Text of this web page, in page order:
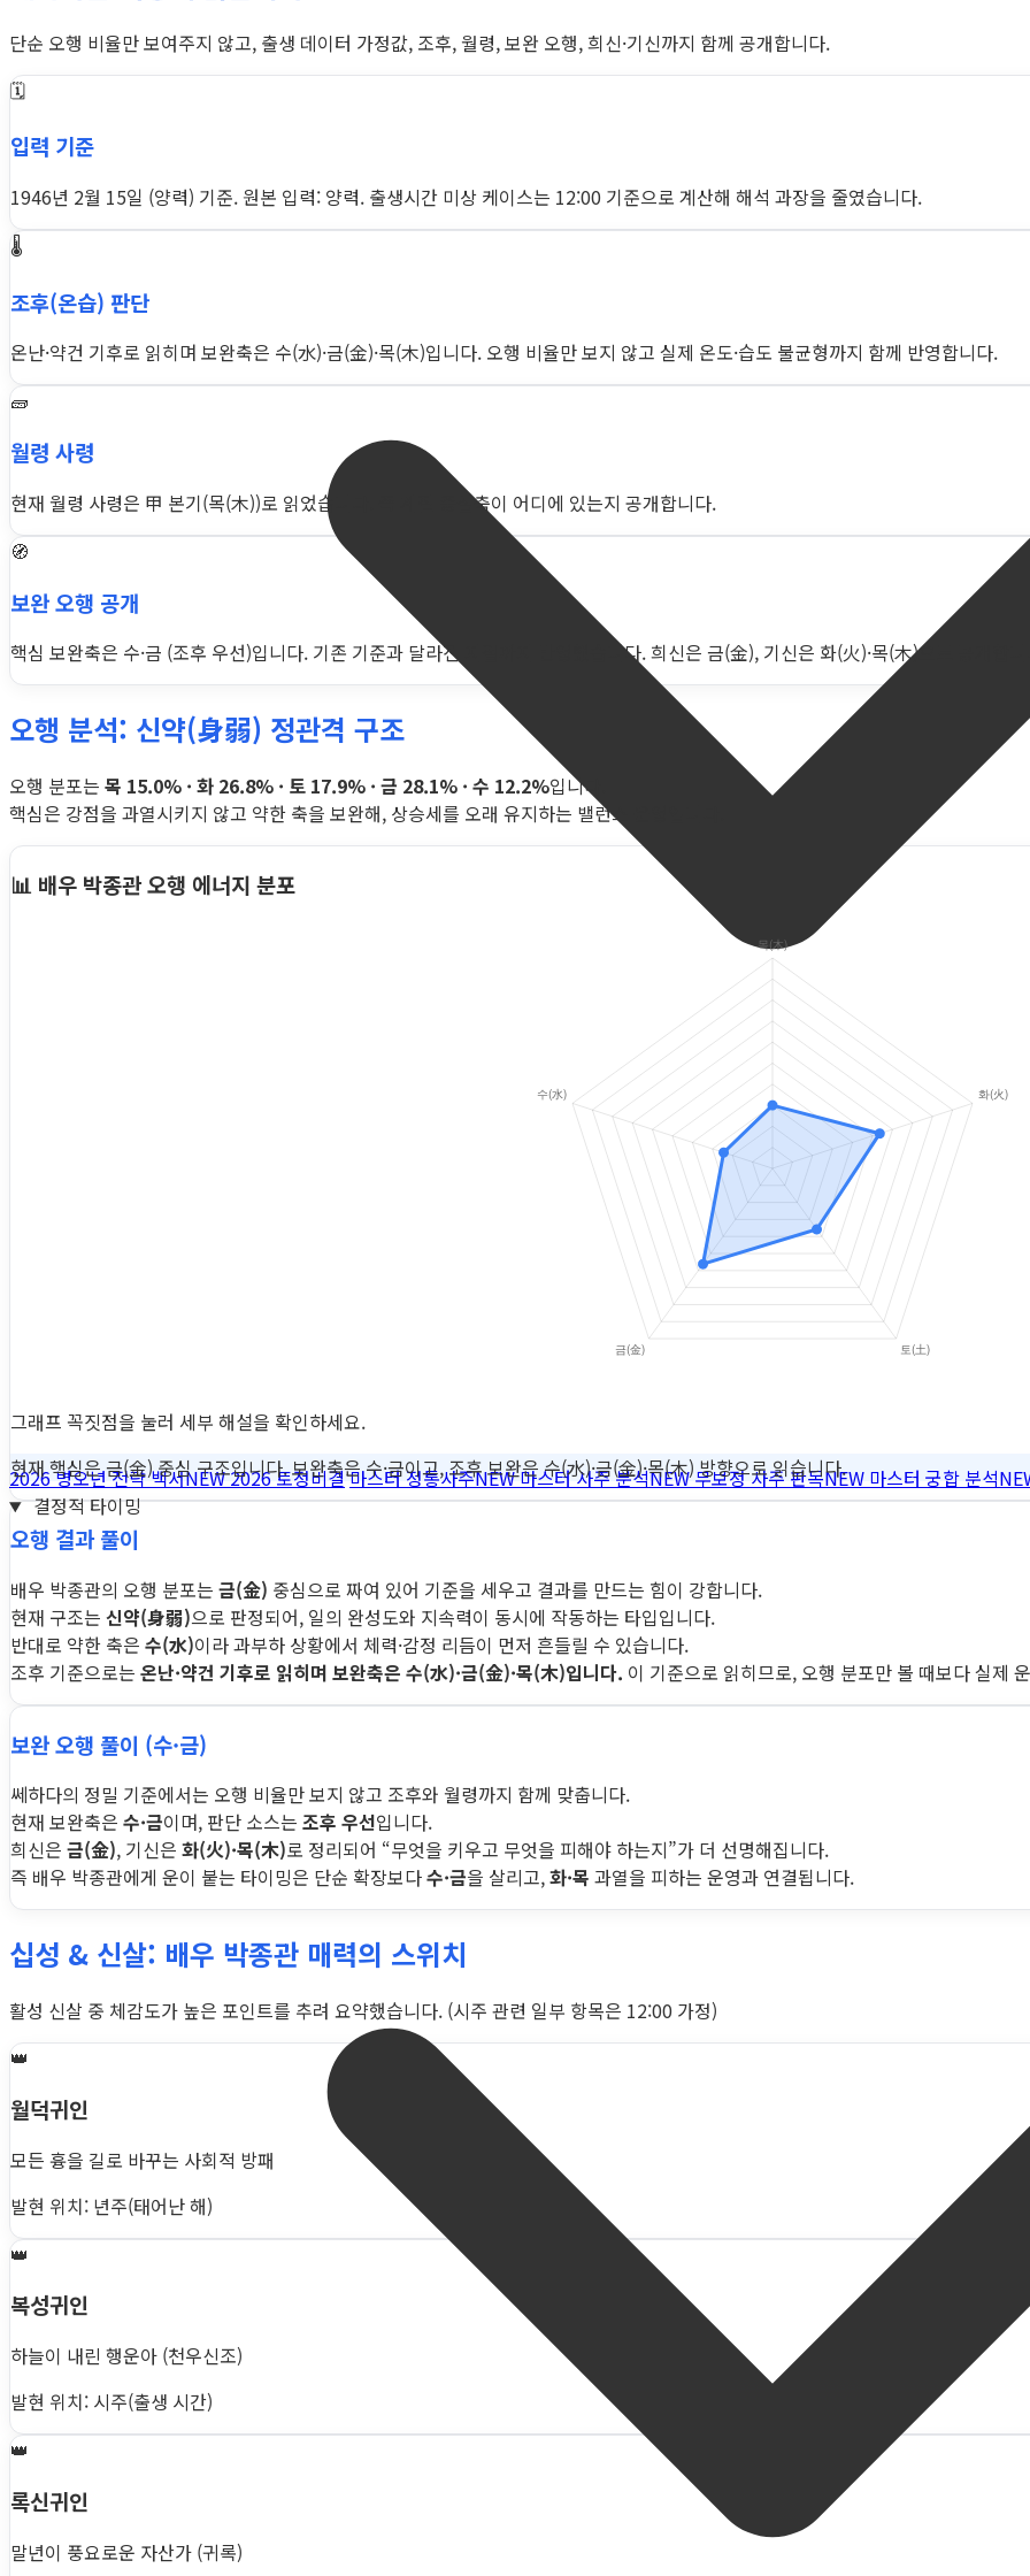
2026 병오년 전략 백서NEW 2026 토정비결마스터 정통사주NEW 마스터 사주 분석NEW 무보정 사주 판독NEW 마스터 궁합 분석
결정적 타이밍
단순 오행 비율만 보여주지 않고, 출생 데이터 가정값, 조후, 월령, 보완 오행, 희신·기신까지 함께 공개합니다.
🗓️
입력 기준
1946년 2월 15일 (양력) 기준. 원본 입력: 양력. 출생시간 미상 케이스는 12:00 기준으로 계산해 해석 과장을 줄였습니다.
🌡️
조후(온습) 판단
온난·약건 기후로 읽히며 보완축은 수(水)·금(金)·목(木)입니다. 오행 비율만 보지 않고 실제 온도·습도 불균형까지 함께 반영합니다.
🧱
월령 사령
현재 월령 사령은 甲 본기(목(木))로 읽었습니다. 즉 계절 중심축이 어디에 있는지 공개합니다.
🧭
보완 오행 공개
핵심 보완축은 수·금 (조후 우선)입니다. 기존 기준과 달라진 지점까지 반영했습니다. 희신은 금(金), 기신은 화(火)·목(木)으로 공개합
오행 분석: 신약(身弱) 정관격 구조
오행 분포는 목 15.0% · 화 26.8% · 토 17.9% · 금 28.1% · 수 12.2%입니다.
핵심은 강점을 과열시키지 않고 약한 축을 보완해, 상승세를 오래 유지하는 밸런스 운영입니다.
📊 배우 박종관 오행 에너지 분포
그래프 꼭짓점을 눌러 세부 해설을 확인하세요.
현재 핵심은 금(金) 중심 구조입니다. 보완축은 수·금이고, 조후 보완은 수(水)·금(金)·목(木) 방향으로 읽습니다.
오행 결과 풀이
배우 박종관의 오행 분포는 금(金) 중심으로 짜여 있어 기준을 세우고 결과를 만드는 힘이 강합니다.
현재 구조는 신약(身弱)으로 판정되어, 일의 완성도와 지속력이 동시에 작동하는 타입입니다.
반대로 약한 축은 수(水)이라 과부하 상황에서 체력·감정 리듬이 먼저 흔들릴 수 있습니다.
조후 기준으로는 온난·약건 기후로 읽히며 보완축은 수(水)·금(金)·목(木)입니다. 이 기준으로 읽히므로, 오행 분포만 볼 때보다 실제
보완 오행 풀이 (수·금)
쎄하다의 정밀 기준에서는 오행 비율만 보지 않고 조후와 월령까지 함께 맞춥니다.
현재 보완축은 수·금이며, 판단 소스는 조후 우선입니다.
희신은 금(金), 기신은 화(火)·목(木)로 정리되어 “무엇을 키우고 무엇을 피해야 하는지”가 더 선명해집니다.
즉 배우 박종관에게 운이 붙는 타이밍은 단순 확장보다수·금을 살리고,화·목 과열을 피하는 운영과 연결됩니다.
십성 & 신살: 배우 박종관 매력의 스위치
활성 신살 중 체감도가 높은 포인트를 추려 요약했습니다. (시주 관련 일부 항목은 12:00 가정)
👑
월덕귀인
모든 흉을 길로 바꾸는 사회적 방패
발현 위치: 년주(태어난 해)
👑
복성귀인
하늘이 내린 행운아 (천우신조)
발현 위치: 시주(출생 시간)
👑
록신귀인
말년이 풍요로운 자산가 (귀록)